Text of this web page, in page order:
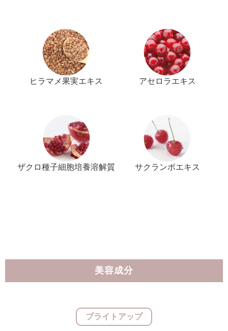
ヒラマメ果実エキス アセロラエキス
ザクロ種子細胞培養溶解質 サクランボエキス
美容成分
ブライトアップ